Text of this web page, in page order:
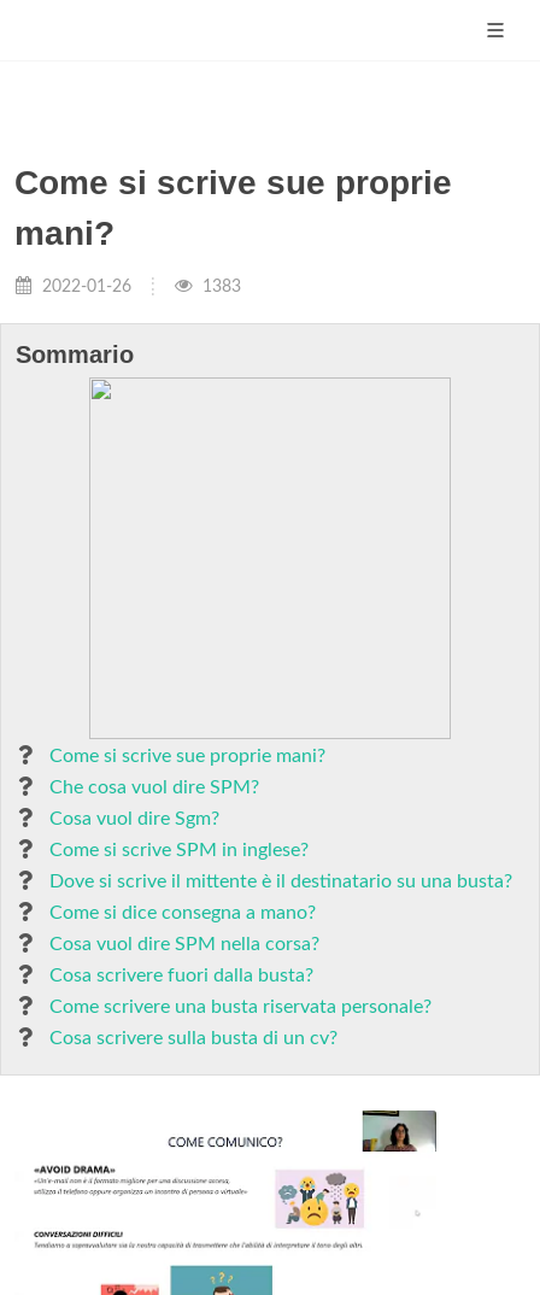
Come si scrive sue proprie
mani?
2022-01-26 1383
Sommario
Come si scrive sue proprie mani?
Che cosa vuol dire SPM?
Cosa vuol dire Sgm?
Come si scrive SPM in inglese?
Dove si scrive il mittente è il destinatario su una busta?
Come si dice consegna a mano?
Cosa vuol dire SPM nella corsa?
Cosa scrivere fuori dalla busta?
Come scrivere una busta riservata personale?
Cosa scrivere sulla busta di un cv?